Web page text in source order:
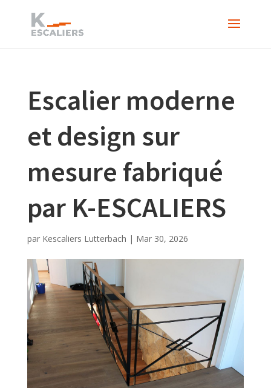
Escalier moderne
et design sur
mesure fabriqué
par K-ESCALIERS
par Kescaliers Lutterbach | Mar 30, 2026